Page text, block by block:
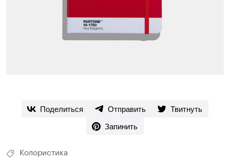
Поделиться Отправить
Твитнуть
Запинить
Колористика